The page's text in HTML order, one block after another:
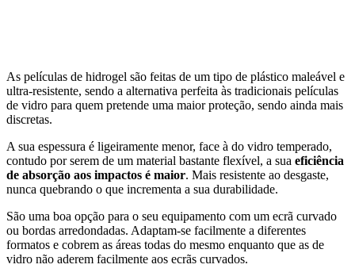
As películas de hidrogel são feitas de um tipo de plástico maleável e
ultra-resistente, sendo a alternativa perfeita às tradicionais películas
de vidro para quem pretende uma maior proteção, sendo ainda mais
discretas.
A sua espessura é ligeiramente menor, face à do vidro temperado,
contudo por serem de um material bastante flexível, a sua eficiência
de absorção aos impactos é maior. Mais resistente ao desgaste,
nunca quebrando o que incrementa a sua durabilidade.
São uma boa opção para o seu equipamento com um ecrã curvado
ou bordas arredondadas. Adaptam-se facilmente a diferentes
formatos e cobrem as áreas todas do mesmo enquanto que as de
vidro não aderem facilmente aos ecrãs curvados.